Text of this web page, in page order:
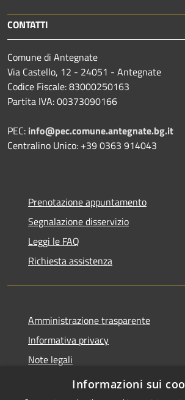
CONTATTI
Comune di Antegnate
Via Castello, 12 - 24051 - Antegnate
Codice Fiscale: 83000250163
Partita IVA: 00373090166
PEC: info@pec.comune.antegnate.bg.it
Centralino Unico: +39 0363 914043
Prenotazione appuntamento
Segnalazione disservizio
Leggi le FAQ
Richiesta assistenza
Amministrazione trasparente
Informativa privacy
Note legali
Dichiarazione di accessibilità
Informazioni sui